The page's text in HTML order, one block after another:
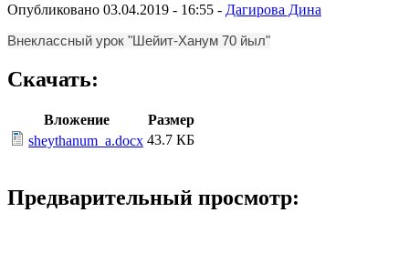
Опубликовано 03.04.2019 - 16:55 - Дагирова Дина
Внеклассный урок "Шейит-Ханум 70 йыл"
Скачать:
Вложение
Размер
sheythanum_a.docx 43.7 КБ
Предварительный просмотр: